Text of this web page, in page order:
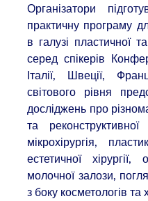
Організатори
практичну програму
в галузі пластичної
серед спікерів
Італії, Швеції,
світового рівня
досліджень про
та реконструктивної
мікрохірургія,
естетичної хірургії,
молочної залози,
з боку косметологів та